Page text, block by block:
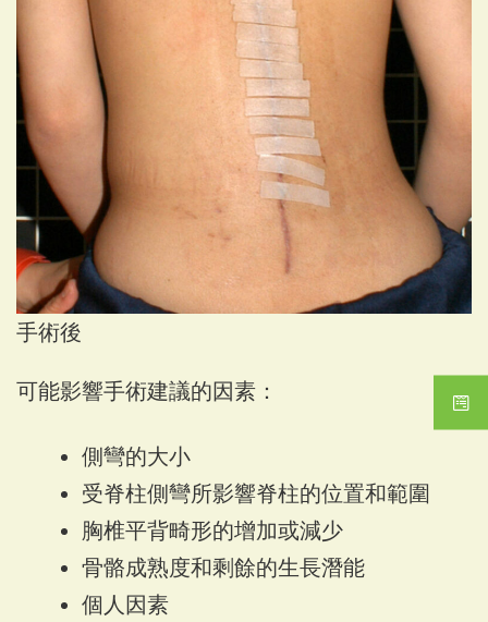
手術後
可能影響手術建議的因素：
側彎的大小
受脊柱側彎所影響脊柱的位置和範圍
胸椎平背畸形的增加或減少
骨骼成熟度和剩餘的生長潛能
個人因素